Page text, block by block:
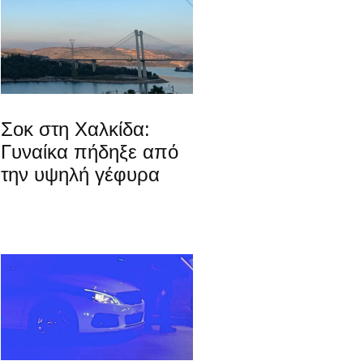
Σοκ στη Χαλκίδα:
Γυναίκα πήδηξε από
την υψηλή γέφυρα